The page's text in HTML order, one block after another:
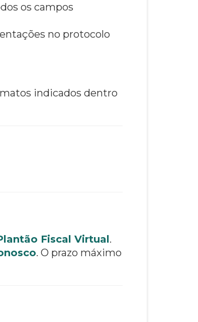
os campos
no protocolo
indicados dentro
Fiscal Virtual.
. O prazo máximo